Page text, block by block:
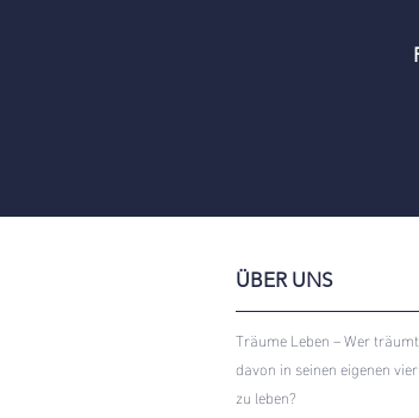
ÜBER UNS
Träume Leben – Wer
davon in seinen eigenen
zu leben?